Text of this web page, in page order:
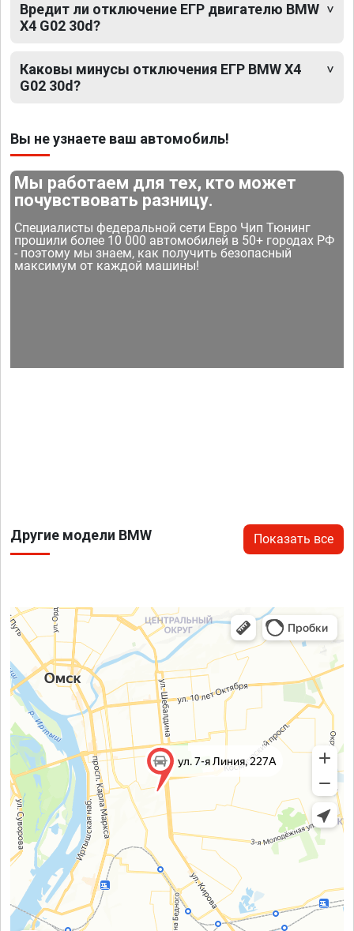
Вредит ли отключение ЕГР двигателю BMW
X4 G02 30d?
Каковы минусы отключения ЕГР BMW X4
G02 30d?
Вы не узнаете ваш автомобиль!
Мы работаем для тех, кто может
почувствовать разницу.
Специалисты федеральной сети Евро Чип Тюнинг
прошили более 10 000 автомобилей в 50+ городах РФ
- поэтому мы знаем, как получить безопасный
максимум от каждой машины!
Другие модели BMW Показать все